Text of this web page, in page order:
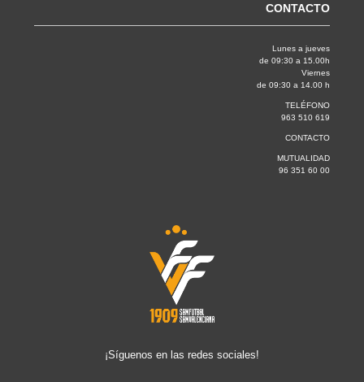
CONTACTO
Lunes a jueves
de 09:30 a 15.00h
Viernes
de 09:30 a 14.00 h
TELÉFONO
963 510 619
CONTACTO
MUTUALIDAD
96 351 60 00
¡Síguenos en las redes sociales!